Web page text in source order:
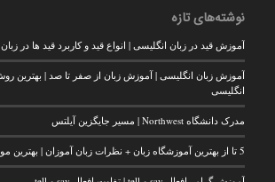
نوشته‌های تازه
آموزش قید در زبان انگلیسی | انواع قید و کاربرد قید ها در
آموزش زبان انگلیسی | آموزش زبان از صفر تا صد | بهترین
انگلیسی
مدرک دانشگاه Northwest | مسیر جایگزین آیلتس
5 تا از بهترین آموزشگاه زبان + نظرات زبان آموزان | بهترین موسسه زبان در تهران